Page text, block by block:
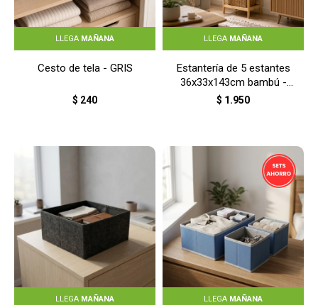
LLEGA MAÑANA
Cesto de tela - GRIS
$ 240
LLEGA MAÑANA
Estantería de 5 estantes
36x33x143cm bambú -
NATURAL
$ 1.950
LLEGA MAÑANA LLEGA MAÑANA